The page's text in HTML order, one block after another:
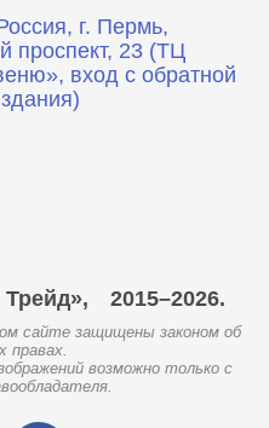
г. Пермь,
проспект, 23 (ТЦ
вход с обратной
2015–2026.
сайте защищены законом об
правах.
возможно только с